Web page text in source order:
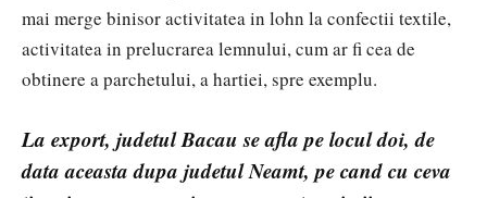
mai merge binisor activitatea in lohn la confectii textile,
activitatea in prelucrarea lemnului, cum ar fi cea de
obtinere a parchetului, a hartiei, spre exemplu.
La export, judetul Bacau se afla pe locul doi, de
data aceasta dupa judetul Neamt, pe cand cu ceva